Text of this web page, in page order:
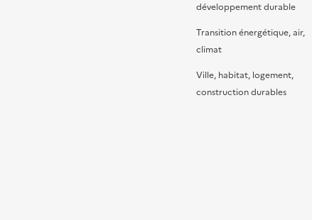
développement durable
Transition énergétique, air,
climat
Ville, habitat, logement,
construction durables